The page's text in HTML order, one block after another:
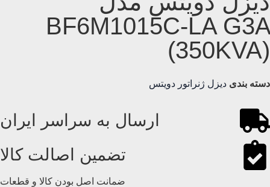
BF6M1015C-LA G3A
(350KVA)
دسته بندی دیزل ژنراتور دویتس
ارسال به سراسر ایران
تضمین اصالت کالا
ضمانت اصل بودن کالا و قطعات